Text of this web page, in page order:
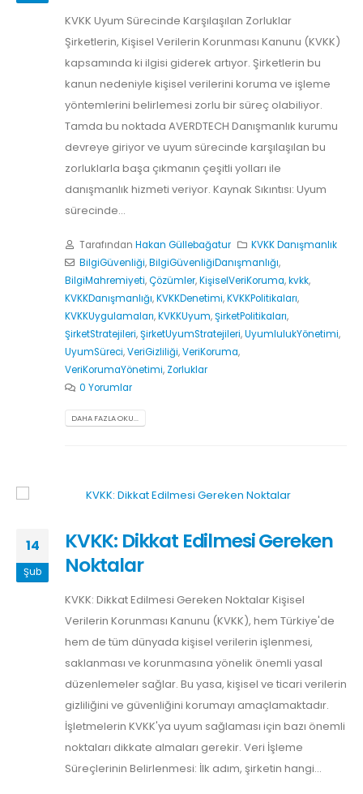
KVKK Uyum Sürecinde Karşılaşılan Zorluklar
Şirketlerin, Kişisel Verilerin Korunması Kanunu (KVKK)
kapsamında ki ilgisi giderek artıyor. Şirketlerin bu
kanun nedeniyle kişisel verilerini koruma ve işleme
yöntemlerini belirlemesi zorlu bir süreç olabiliyor.
Tamda bu noktada AVERDTECH Danışmanlık kurumu
devreye giriyor ve uyum sürecinde karşılaşılan bu
zorluklarla başa çıkmanın çeşitli yolları ile
danışmanlık hizmeti veriyor. Kaynak Sıkıntısı: Uyum
sürecinde...
Tarafından Hakan Güllebağatur
KVKK Danışmanlık
BilgiGüvenliği,BilgiGüvenliğiDanışmanlığı,
BilgiMahremiyeti,Çözümler,KişiselVeriKoruma,kvkk,
KVKKDanışmanlığı,KVKKDenetimi,KVKKPolitikaları,
KVKKUygulamaları,KVKKUyum,ŞirketPolitikaları,
ŞirketStratejileri,ŞirketUyumStratejileri,UyumlulukYönetimi,
UyumSüreci,VeriGizliliği,VeriKoruma,
VeriKorumaYönetimi, Zorluklar
0 Yorumlar
DAHA FAZLA OKU...
14
Şub
KVKK: Dikkat Edilmesi Gereken
Noktalar
KVKK: Dikkat Edilmesi Gereken Noktalar Kişisel
Verilerin Korunması Kanunu (KVKK), hem Türkiye'de
hem de tüm dünyada kişisel verilerin işlenmesi,
saklanması ve korunmasına yönelik önemli yasal
düzenlemeler sağlar. Bu yasa, kişisel ve ticari verilerin
gizliliğini ve güvenliğini korumayı amaçlamaktadır.
İşletmelerin KVKK'ya uyum sağlaması için bazı önemli
noktaları dikkate almaları gerekir. Veri İşleme
Süreçlerinin Belirlenmesi: İlk adım, şirketin hangi...